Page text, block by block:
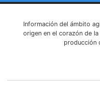
Información del ámbito
origen en el corazón de
producción